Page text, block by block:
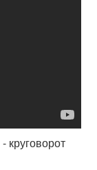
круговорот